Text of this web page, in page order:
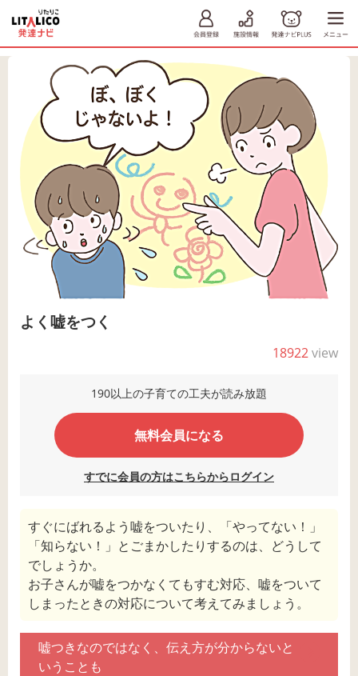
よく嘘をつく
18922view
190以上の子育ての工夫が読み放題
無料会員になる
すでに会員の方はこちらからログイン
すぐにばれるよう嘘をついたり、「やってない！」
「知らない！」とごまかしたりするのは、どうして
でしょうか。
お子さんが嘘をつかなくてもすむ対応、嘘をついて
しまったときの対応について考えてみましょう。
嘘つきなのではなく、伝え方が分からないと
いうことも